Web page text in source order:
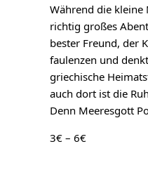
Während die kleine
richtig großes
bester Freund, der
faulenzen und
griechische
auch dort ist die
Denn Meeresgott
3€ – 6€